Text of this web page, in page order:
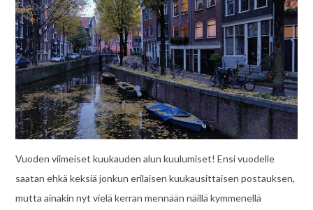
Vuoden viimeiset kuukauden alun kuulumiset! Ensi vuodelle
saatan ehkä keksiä jonkun erilaisen kuukausittaisen postauksen,
mutta ainakin nyt vielä kerran mennään näillä kymmenellä